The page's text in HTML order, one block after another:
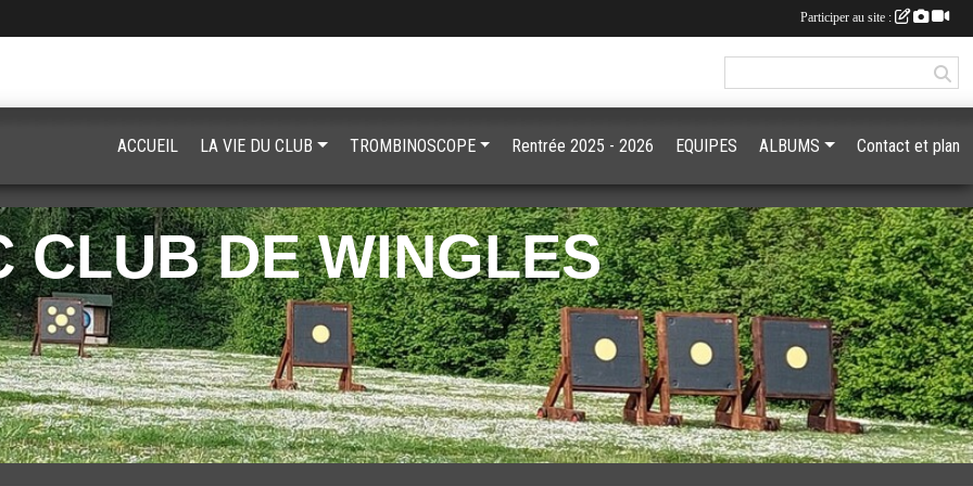
CLUB DE WINGLES
ACCUEIL LA VIE DU CLUB TROMBINOSCOPE Rentrée 2025 - 2026 EQUIPES ALBUMS Contact et plan
Participer au site :